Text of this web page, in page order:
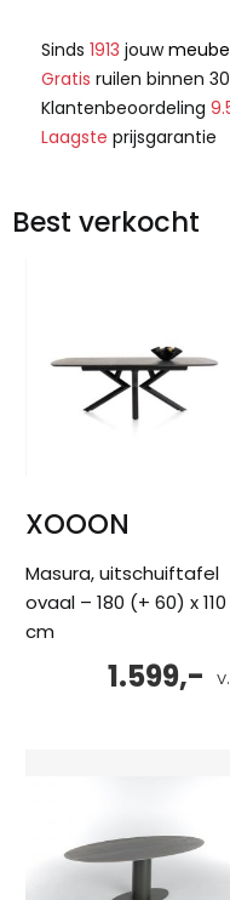
Sinds 1913 jouw
Gratis ruilen binnen
Klantenbeoordeling
Laagste prijsgarantie
Best verkocht
XOOON
Masura, uitschuiftafel
ovaal – 180 (+ 60) x 110
cm
1.599,-